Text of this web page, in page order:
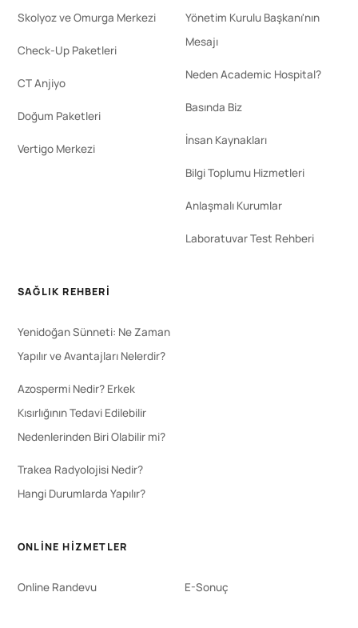
Skolyoz ve Omurga Merkezi
Check-Up Paketleri
CT Anjiyo
Doğum Paketleri
Vertigo Merkezi
Yönetim Kurulu Başkanı'nın
Mesajı
Neden Academic Hospital?
Basında Biz
İnsan Kaynakları
Bilgi Toplumu Hizmetleri
Anlaşmalı Kurumlar
Laboratuvar Test Rehberi
SAĞLIK REHBERI
Yenidoğan Sünneti: Ne Zaman
Yapılır ve Avantajları Nelerdir?
Azospermi Nedir? Erkek
Kısırlığının Tedavi Edilebilir
Nedenlerinden Biri Olabilir mi?
Trakea Radyolojisi Nedir?
Hangi Durumlarda Yapılır?
ONLINE HIZMETLER
Online Randevu E-Sonuç